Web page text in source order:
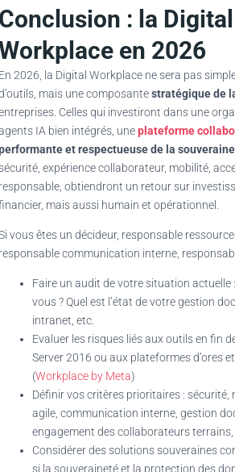
: la Digital
en 2026
2026, la Digital Workplace ne sera pas
mais une composantestratégique de
Celles qui investiront dans une
IA bien intégrés, uneplateforme
et respectueuse de la
expérience collaborateur, mobilité,
obtiendront un retour sur
mais aussi humain et opérationnel.
vous êtes un décideur, responsable
communication interne,
Faire un audit de votre situation actuelle
vous ? Quel est l’état de votre gestion
intranet, etc.
Evaluer les risques liés aux outils en fin
Server 2016 ou aux plateformes d’ores
(Workplace by Meta)
Définir vos critères prioritaires : sécurité,
agile, communication interne, gestion
engagement des collaborateurs terrains,
Considérer des solutions souveraines
si la souveraineté et la protection des